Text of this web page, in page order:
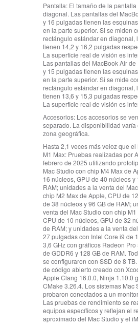
Pantalla:El tamaño de la pantalla
diagonal. Las pantallas del
y 16 pulgadas tienen las
en la parte superior. Si se miden
rectángulo estándar en diagonal,
tienen 14,2 y 16,2 pulgadas
La superficie real de visión es
Las pantallas del MacBook Air de
y 15 pulgadas tienen las
en la parte superior. Si se mide
rectángulo estándar en diagonal,
tienen 13,6 y 15,3 pulgadas
La superficie real de visión es
Accesorios:Los accesorios se
separado. La disponibilidad varía
zona geográfica.
Hasta 2,1 veces más veloz que
M1 Max:Pruebas realizadas por
febrero de 2025 utilizando
Mac Studio con chip M4 Max de
16 núcleos, GPU de 40 núcleos y
RAM; unidades a la venta del
chip M2 Max de Apple, CPU de
de 38 núcleos y 96 GB de RAM;
venta del Mac Studio con chip
CPU de 10 núcleos, GPU de 32
de RAM; y unidades a la venta
27 pulgadas con Intel Core i9 de
3,6 GHz con gráficos Radeon Pro
de GDDR6 y 128 GB de RAM.
se configuraron con SSD de 8
de código abierto creado con
Apple Clang 16.0.0, Ninja 1.10.0
CMake 3.26.4. Los sistemas Mac
probaron conectados a un
Las pruebas de rendimiento se
equipos específicos y reflejan el
aproximado del Mac Studio y el